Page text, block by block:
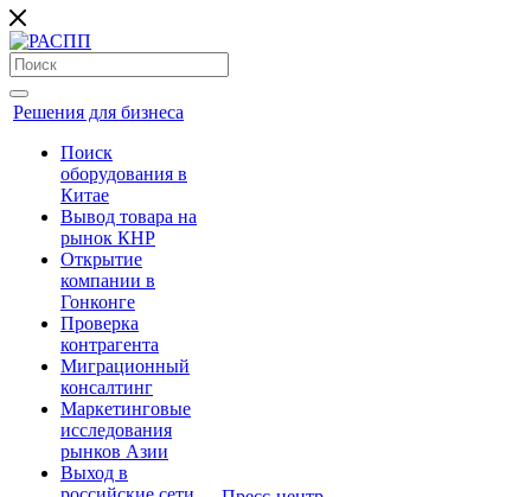
Решения для бизнеса
Поиск
оборудования в
Китае
Вывод товара на
рынок КНР
Открытие
компании в
Гонконге
Проверка
контрагента
Миграционный
консалтинг
Маркетинговые
исследования
рынков Азии
Выход в